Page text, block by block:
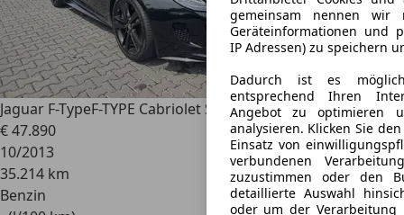
Jaguar F-TypeF-TYPE Cabriolet S deutsch Unfallfrei
€ 47.890
10/2013
35.214 km
Benzin
gemeinsam nennen wir
Geräteinformationen und
IP Adressen) zu speichern
Dadurch ist es
entsprechend Ihren
Angebot zu optimieren
analysieren. Klicken Sie
Einsatz von
verbundenen
zuzustimmen oder den
detaillierte Auswahl
oder um der Verarbeitung